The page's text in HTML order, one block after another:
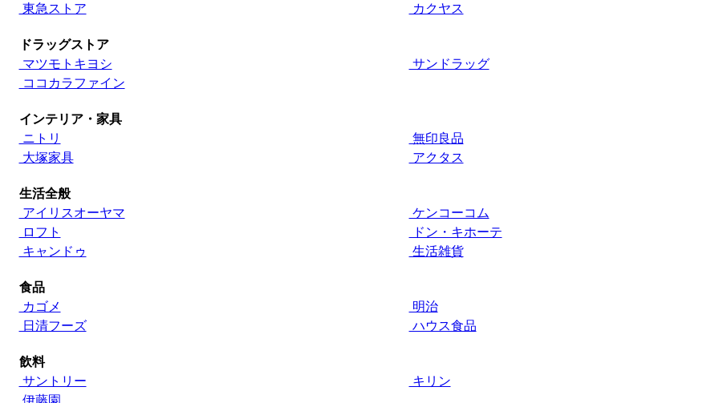
東急ストア カクヤス
ドラッグストア
マツモトキヨシ
サンドラッグ
ココカラファイン
インテリア・家具
ニトリ
無印良品
大塚家具
アクタス
生活全般
アイリスオーヤマ
ケンコーコム
ロフト
ドン・キホーテ
キャンドゥ
生活雑貨
食品
カゴメ
明治
日清フーズ
ハウス食品
飲料
サントリー
キリン